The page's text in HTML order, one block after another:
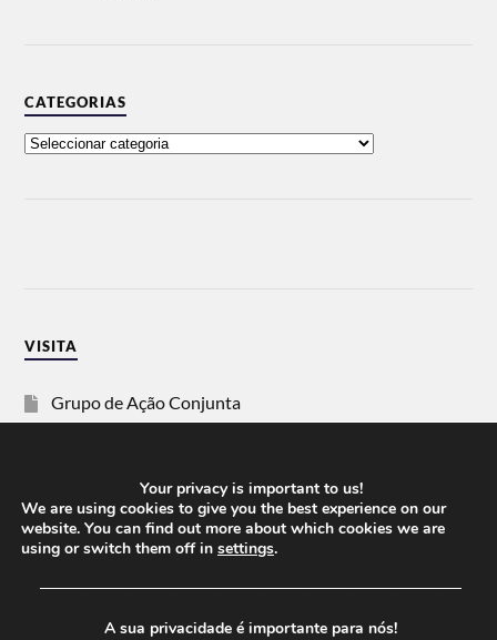
CATEGORIAS
VISITA
Grupo de Ação Conjunta
Vida Justa
dezanove
Your privacy is important to us!
We are using cookies to give you the best experience on our
website. You can find out more about which cookies we are
using or switch them off in settings.
──────────────────────────────────────
A sua privacidade é importante para nós!